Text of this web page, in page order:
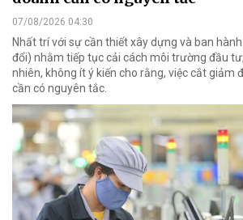
07/08/2026 04:30
Nhất trí với sự cần thiết xây dựng và ban
đổi) nhằm tiếp tục cải cách môi trường đầu
nhiên, không ít ý kiến cho rằng, việc cắt giảm
cần có nguyên tắc.